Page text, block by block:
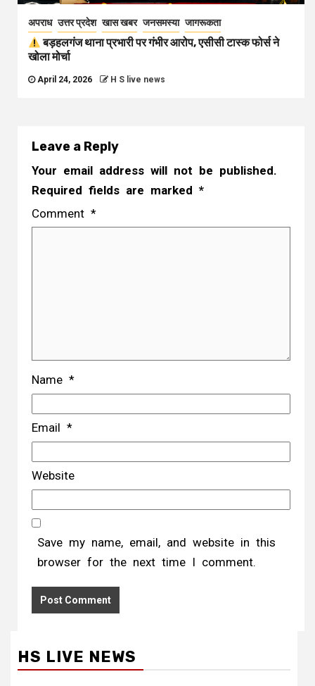
अपराध उत्तर प्रदेश खास खबर जनसमस्या जागरूकता
बड़हलगंज थाना प्रभारी पर गंभीर आरोप, एसीसी टास्क फोर्स ने
खोला मोर्चा
April 24, 2026 H S live news
Leave a Reply
Your email address will not be published.
Required fields are marked *
Comment *
Name *
Email *
Website
Save my name, email, and website in this
browser for the next time I comment.
HS LIVE NEWS